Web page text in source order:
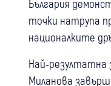
България
точки натрупа
националките
Най-резултатна
Миланова